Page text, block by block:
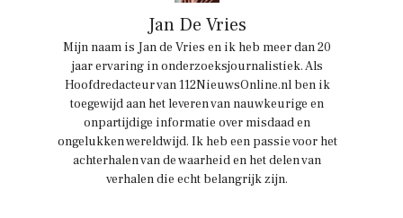
Jan De Vries
Mijn naam is Jan de Vries en ik heb meer dan 20
jaar ervaring in onderzoeksjournalistiek. Als
Hoofdredacteur van 112NieuwsOnline.nl ben ik
toegewijd aan het leveren van nauwkeurige en
onpartijdige informatie over misdaad en
ongelukken wereldwijd. Ik heb een passie voor het
achterhalen van de waarheid en het delen van
verhalen die echt belangrijk zijn.